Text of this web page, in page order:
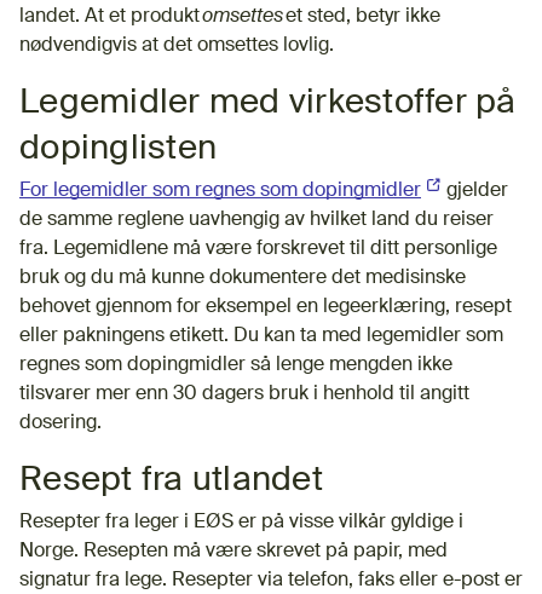
landet. At et produktomsetteset sted, betyr ikke
nødvendigvis at det omsettes lovlig.
Legemidler med virkestoffer på
dopinglisten
For legemidler som regnes som dopingmidler (Ekstern
gjelder
de samme reglene uavhengig av hvilket land du reiser
fra. Legemidlene må være forskrevet til ditt personlige
bruk og du må kunne dokumentere det medisinske
behovet gjennom for eksempel en legeerklæring, resept
eller pakningens etikett. Du kan ta med legemidler som
regnes som dopingmidler så lenge mengden ikke
tilsvarer mer enn 30 dagers bruk i henhold til angitt
dosering.
Resept fra utlandet
Resepter fra leger i EØS er på visse vilkår gyldige i
Norge. Resepten må være skrevet på papir, med
signatur fra lege. Resepter via telefon, faks eller e-post er